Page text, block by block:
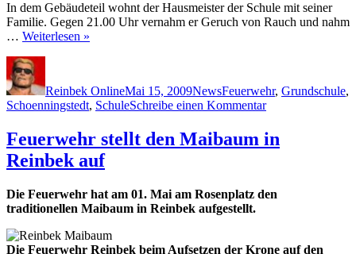
In dem Gebäudeteil wohnt der Hausmeister der Schule mit seiner
Familie. Gegen 21.00 Uhr vernahm er Geruch von Rauch und nahm
… Weiterlesen »
Reinbek OnlineMai 15, 2009NewsFeuerwehr, Grundschule,
Schoenningstedt, SchuleSchreibe einen Kommentarzu
bei
Grundschule
Feuerwehr stellt den Maibaum in
Reinbek auf
Die Feuerwehr hat am 01. Mai am Rosenplatz den
traditionellen Maibaum in Reinbek aufgestellt.
Die Feuerwehr Reinbek beim Aufsetzen der Krone auf den